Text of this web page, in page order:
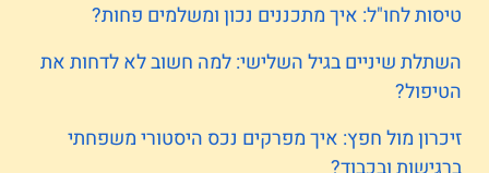
טיסות לחו"ל: איך מתכננים נכון ומשלמים פחות?
השתלת שיניים בגיל השלישי: למה חשוב לא לדחות את
הטיפול?
זיכרון מול חפץ: איך מפרקים נכס היסטורי משפחתי